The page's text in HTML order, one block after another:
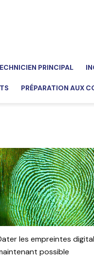
PRINCIPAL
PRÉPARATION AUX
les empreintes
possible